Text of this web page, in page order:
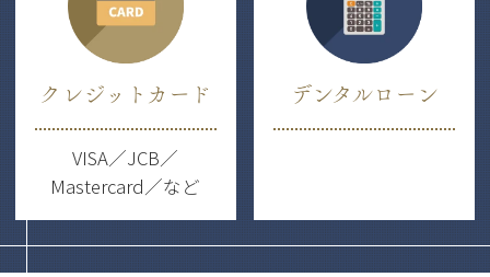
クレジットカード
VISA／JCB／
Mastercard／など
デンタルローン